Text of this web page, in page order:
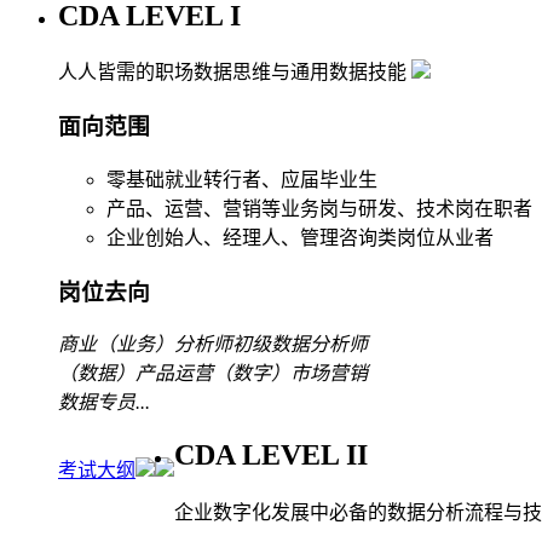
CDA LEVEL I
人人皆需的职场数据思维与通用数据技能
面向范围
零基础就业转行者、应届毕业生
产品、运营、营销等业务岗与研发、技术岗在职者
企业创始人、经理人、管理咨询类岗位从业者
岗位去向
商业（业务）分析师初级数据分析师
（数据）产品运营（数字）市场营销
数据专员...
考试大纲 CDA LEVEL II
企业数字化发展中必备的数据分析流程与